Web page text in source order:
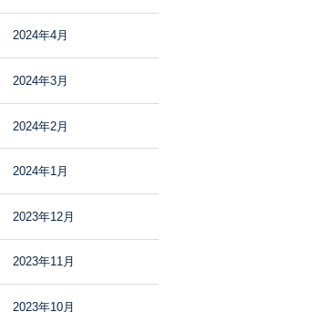
2024年4月
2024年3月
2024年2月
2024年1月
2023年12月
2023年11月
2023年10月